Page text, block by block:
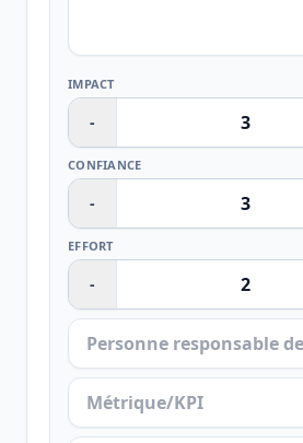
IMPACT
-
CONFIANCE
-
EFFORT
-